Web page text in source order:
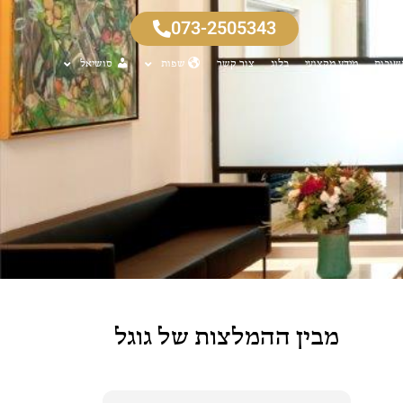
073-2505343
מידע מקצועי בלוג צור קשר שפות סושיאל
מבין ההמלצות של גוגל